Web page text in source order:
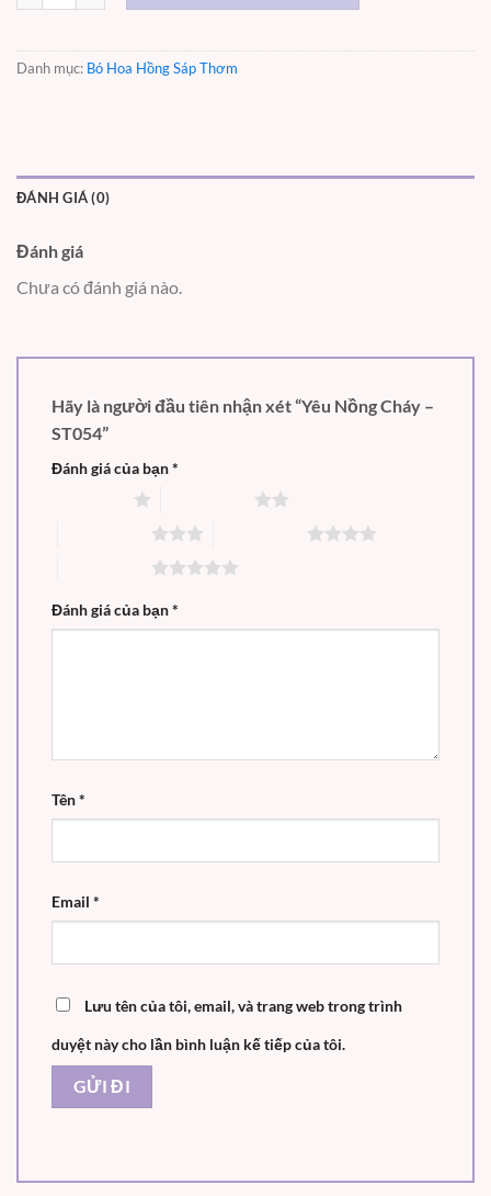
Danh mục: Bó Hoa Hồng Sáp Thơm
ĐÁNH GIÁ (0)
Đánh giá
Chưa có đánh giá nào.
Hãy là người đầu tiên nhận xét “Yêu Nồng Cháy –
ST054”
Đánh giá của bạn*
Đánh giá của bạn*
Tên*
Email *
Lưu tên của tôi, email, và trang web trong trình
duyệt này cho lần bình luận kế tiếp của tôi.